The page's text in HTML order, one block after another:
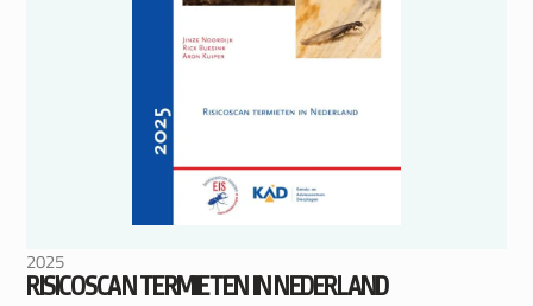
2025
RISICOSCAN TERMIETEN IN NEDERLAND